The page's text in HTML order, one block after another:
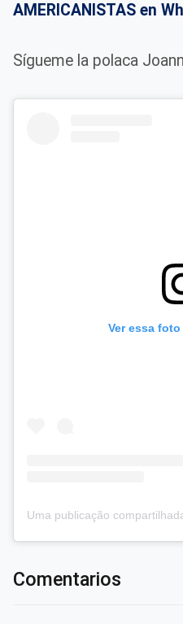
AMERICANISTAS en
Sígueme la polaca
Ver essa
Comentarios